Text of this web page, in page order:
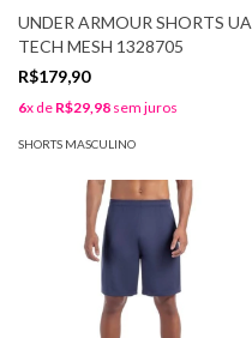
UNDER ARMOUR SHORTS UA
TECH MESH 1328705
R$179,90
6x de R$29,98 sem juros
SHORTS MASCULINO